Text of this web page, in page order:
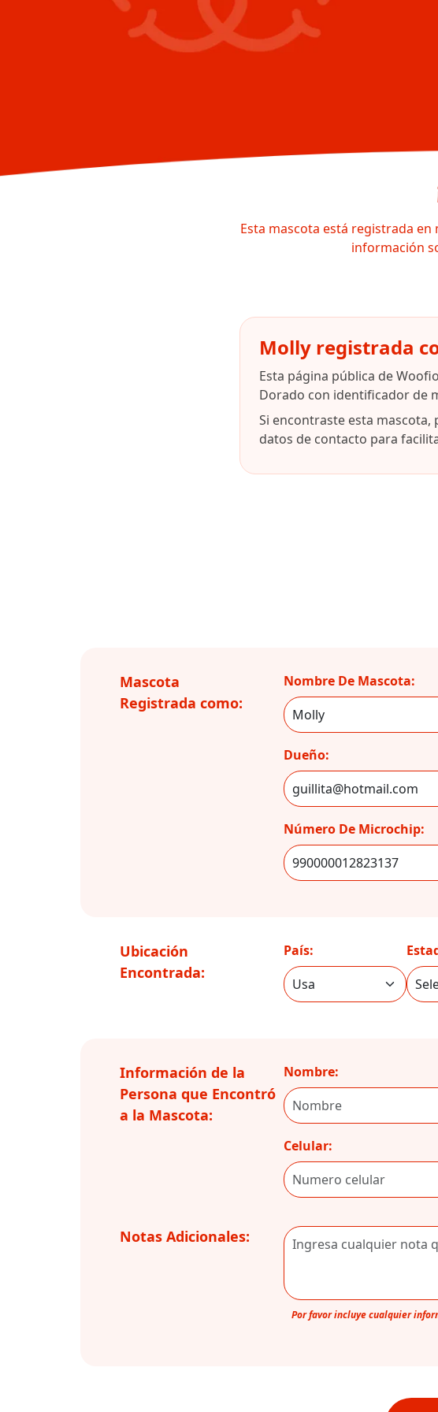
Esta mascota está registrada
información
Molly registrada
Esta página pública de
Dorado con identificador de
Si encontraste esta
datos de contacto para
Mascota
Registrada como:
Nombre De Mascota:
Dueño:
Número De Microchip:
Ubicación
Encontrada:
País:
Información de la
Persona que Encontró
a la Mascota:
Nombre:
Celular:
Notas Adicionales:
Por favor incluye cualquier